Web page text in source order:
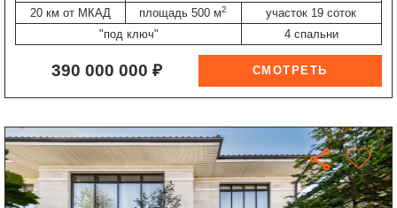
20 км от МКАД
площадь 500 м2
участок 19 соток
"под ключ"
4 спальни
390 000 000 ₽